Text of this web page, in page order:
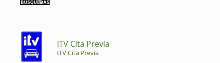
ITV Cita Previa
ITV Cita Previa